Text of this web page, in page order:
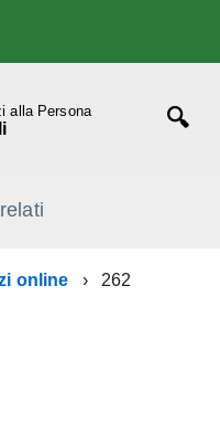
alla Persona
online 262